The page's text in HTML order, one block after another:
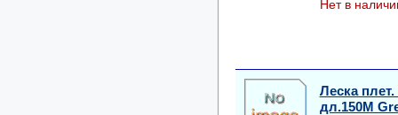
Нет в
Леска
дл.150M